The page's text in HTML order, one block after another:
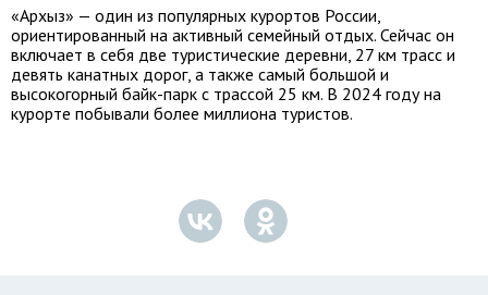
«Архыз» — один из популярных курортов России,
ориентированный на активный семейный отдых. Сейчас он
включает в себя две туристические деревни, 27 км трасс и
девять канатных дорог, а также самый большой и
высокогорный байк-парк с трассой 25 км. В 2024 году на
курорте побывали более миллиона туристов.